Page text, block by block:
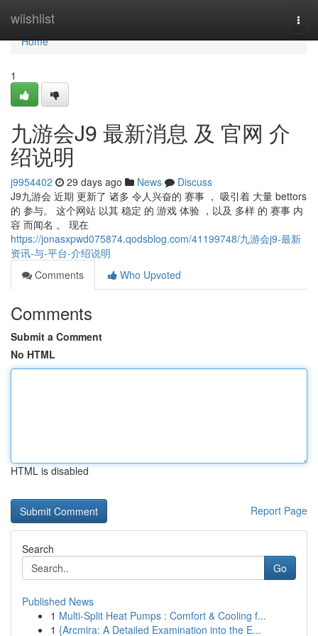
wiishlist
Home
Home
1
九游会J9 最新消息 及 官网 介
绍说明
j9954402 29 days ago News
Discuss
J9九游会 近期 更新了 诸多 令人兴奋的 赛事 ， 吸引着 大量 bettors
的 参与。 这个网站 以其 稳定 的 游戏 体验 ，以及 多样 的 赛事 内
容 而闻名 。 现在
https://jonasxpwd075874.qodsblog.com/41199748/九游会j9-最新
资讯-与-平台-介绍说明
Comments
Who Upvoted
Comments
Submit a Comment
No HTML
HTML is disabled
Report Page
Search
Go
Published News
1 Multi-Split Heat Pumps : Comfort & Cooling f...
1 {Arcmira: A Detailed Examination into the E...